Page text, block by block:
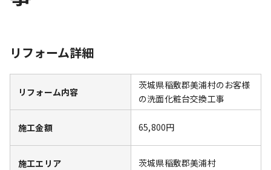
リフォーム詳細
リフォーム内容
茨城県稲敷郡美浦村のお客様
の洗面化粧台交換工事
施工金額 65,800円
施工エリア 茨城県稲敷郡美浦村